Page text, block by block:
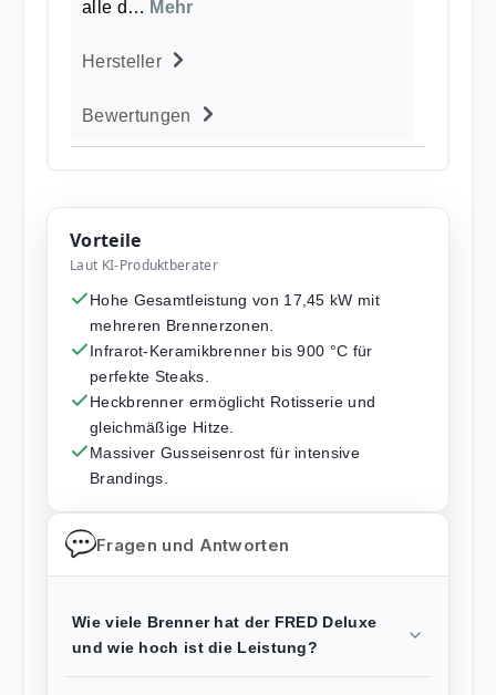
alle d… Mehr
Hersteller
Bewertungen
Vorteile
Laut KI-Produktberater
Hohe Gesamtleistung von 17,45 kW mit
mehreren Brennerzonen.
Infrarot-Keramikbrenner bis 900 °C für
perfekte Steaks.
Heckbrenner ermöglicht Rotisserie und
gleichmäßige Hitze.
Massiver Gusseisenrost für intensive
Brandings.
Fragen und Antworten
Wie viele Brenner hat der FRED Deluxe
und wie hoch ist die Leistung?